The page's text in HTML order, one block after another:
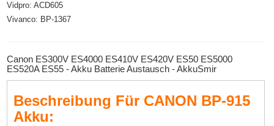
Vidpro: ACD605
Vivanco: BP-1367
Canon ES300V ES4000 ES410V ES420V ES50 ES5000
ES520A ES55 - Akku Batterie Austausch - AkkuSmir
Beschreibung Für CANON BP-915
Akku: